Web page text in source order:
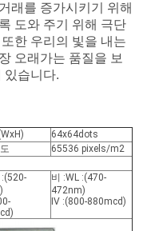
래를 증가시키기 위해
도와 주기 위해 극단
한 우리의 빛을 내는
오래가는 품질을 보
있습니다.
64x64dots
65536 pixels/m2
:(520-
비 :WL :(470-
472nm)
IV :(800-880mcd)